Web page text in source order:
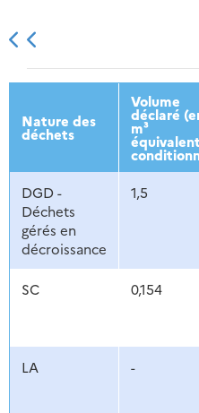
2013 2014
Nature des
déchets
Volume
déclaré
m³
équivalent
DGD -
Déchets
gérés en
décroissance
1,5
SC 0,154
LA -